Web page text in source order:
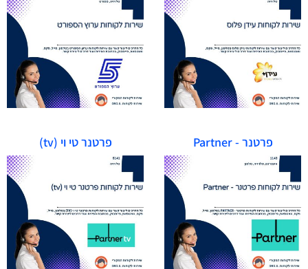
פרטנר - Partner פרטנר טי וי (tv)